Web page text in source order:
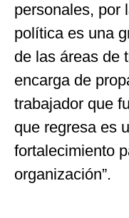
personales, por
política es una
de las áreas de
encarga de
trabajador que
que regresa es
fortalecimiento
organización”.